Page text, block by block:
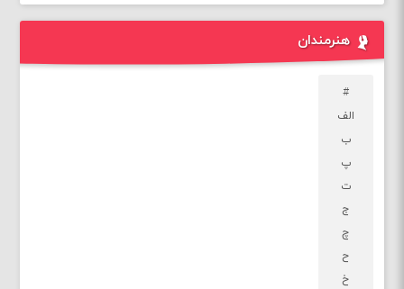
هنرمندان
#
الف
ب
پ
ت
ج
چ
ح
خ